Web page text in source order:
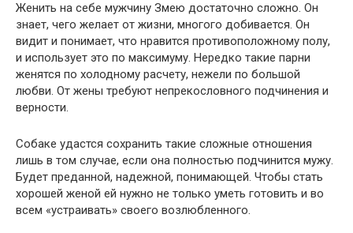
Женить на себе мужчину Змею достаточно сложно. Он
знает, чего желает от жизни, многого добивается. Он
видит и понимает, что нравится противоположному полу,
и использует это по максимуму. Нередко такие парни
женятся по холодному расчету, нежели по большой
любви. От жены требуют непрекословного подчинения и
верности.
Собаке удастся сохранить такие сложные отношения
лишь в том случае, если она полностью подчинится мужу.
Будет преданной, надежной, понимающей. Чтобы стать
хорошей женой ей нужно не только уметь готовить и во
всем «устраивать» своего возлюбленного.